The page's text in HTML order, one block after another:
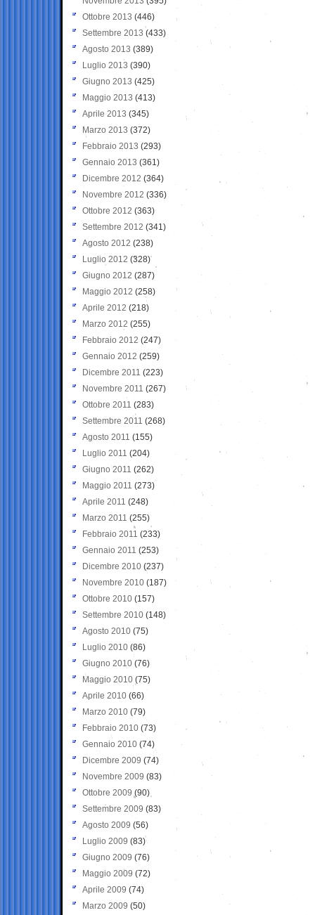
Ottobre 2013 (446)
Settembre 2013 (433)
Agosto 2013 (389)
Luglio 2013 (390)
Giugno 2013 (425)
Maggio 2013 (413)
Aprile 2013 (345)
Marzo 2013 (372)
Febbraio 2013 (293)
Gennaio 2013 (361)
Dicembre 2012 (364)
Novembre 2012 (336)
Ottobre 2012 (363)
Settembre 2012 (341)
Agosto 2012 (238)
Luglio 2012 (328)
Giugno 2012 (287)
Maggio 2012 (258)
Aprile 2012 (218)
Marzo 2012 (255)
Febbraio 2012 (247)
Gennaio 2012 (259)
Dicembre 2011 (223)
Novembre 2011 (267)
Ottobre 2011 (283)
Settembre 2011 (268)
Agosto 2011 (155)
Luglio 2011 (204)
Giugno 2011 (262)
Maggio 2011 (273)
Aprile 2011 (248)
Marzo 2011 (255)
Febbraio 2011 (233)
Gennaio 2011 (253)
Dicembre 2010 (237)
Novembre 2010 (187)
Ottobre 2010 (157)
Settembre 2010 (148)
Agosto 2010 (75)
Luglio 2010 (86)
Giugno 2010 (76)
Maggio 2010 (75)
Aprile 2010 (66)
Marzo 2010 (79)
Febbraio 2010 (73)
Gennaio 2010 (74)
Dicembre 2009 (74)
Novembre 2009 (83)
Ottobre 2009 (90)
Settembre 2009 (83)
Agosto 2009 (56)
Luglio 2009 (83)
Giugno 2009 (76)
Maggio 2009 (72)
Aprile 2009 (74)
Marzo 2009 (50)